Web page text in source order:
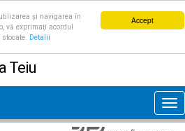
Accept
și navigarea în
vă exprimați acordul
Detalii
Teiu